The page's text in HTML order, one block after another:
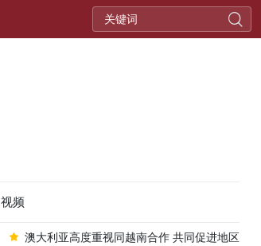
视频
澳大利亚高度重视同越南合作 共同促进地区和